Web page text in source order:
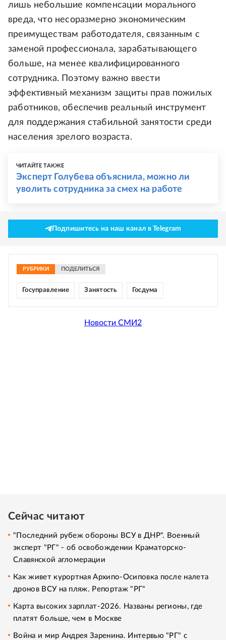
лишь небольшие компенсации морального
вреда, что несоразмерно экономическим
преимуществам работодателя, связанным с
заменой профессионала, зарабатывающего
больше, на менее квалифицированного
сотрудника. Поэтому важно ввести
эффективный механизм защиты прав пожилых
работников, обеспечив реальный инструмент
для поддержания стабильной занятости среди
населения зрелого возраста.
ЧИТАЙТЕ ТАКЖЕ
Эксперт Голубева объяснила, можно ли
уволить сотрудника за смех на работе
Подпишитесь на наш канал в Telegram
РУБРИКИ ПОДЕЛИТЬСЯ
Госуправление Занятость Госдума
Новости СМИ2
Сейчас читают
"Последний рубеж обороны ВСУ в ДНР". Военный
эксперт "РГ" - об освобождении Краматорско-
Славянской агломерации
Как живет курортная Архипо-Осиповка после налета
дронов ВСУ на пляж. Репортаж "РГ"
Карта высоких зарплат-2026. Названы регионы, где
платят больше, чем в Москве
Война и мир Андрея Заренина. Интервью "РГ" с